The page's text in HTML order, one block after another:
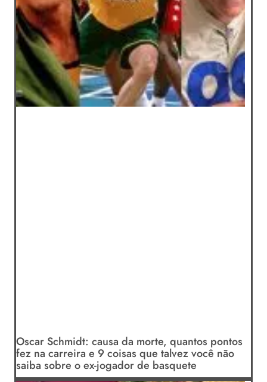
Oscar Schmidt: causa da morte, quantos pontos
fez na carreira e 9 coisas que talvez você não
saiba sobre o ex-jogador de basquete